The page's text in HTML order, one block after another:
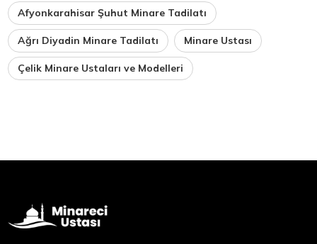
Afyonkarahisar Şuhut Minare Tadilatı
Ağrı Diyadin Minare Tadilatı Minare Ustası
Çelik Minare Ustaları ve Modelleri